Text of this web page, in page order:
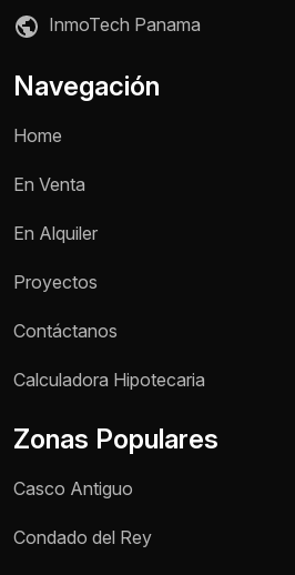
Teléfono / WhatsApp *
InmoTech Panama
Navegación
Home
En Venta
En Alquiler
Proyectos
Contáctanos
Calculadora Hipotecaria
Zonas Populares
Casco Antiguo
Condado del Rey